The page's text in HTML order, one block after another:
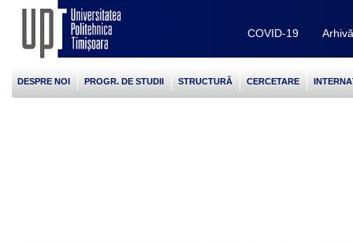
COVID-19
DESPRE NOI PROGR. DE STUDII STRUCTURĂ CERCETARE